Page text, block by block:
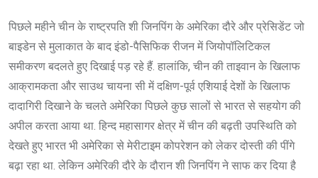
पिछले महीने चीन के राष्ट्रपति शी जिनपिंग के अमेरिका दौरे और प्रेसिडेंट जो
बाइडेन से मुलाकात के बाद इंडो-पैसिफिक रीजन में जियोपॉलिटिकल
समीकरण बदलते हुए दिखाई पड़ रहे हैं. हालांकि, चीन की ताइवान के खिलाफ
आक्रामकता और साउथ चायना सी में दक्षिण-पूर्व एशियाई देशों के खिलाफ
दादागिरी दिखाने के चलते अमेरिका पिछले कुछ सालों से भारत से सहयोग की
अपील करता आया था. हिन्द महासागर क्षेत्र में चीन की बढ़ती उपस्थिति को
देखते हुए भारत भी अमेरिका से मेरीटाइम कोपरेशन को लेकर दोस्ती की पींगे
बढ़ा रहा था. लेकिन अमेरिकी दौरे के दौरान शी जिनपिंग ने साफ कर दिया है